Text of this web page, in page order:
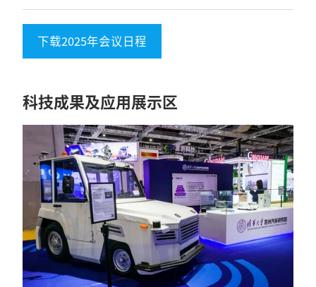
下载2025年会议日程
科技成果及应用展示区